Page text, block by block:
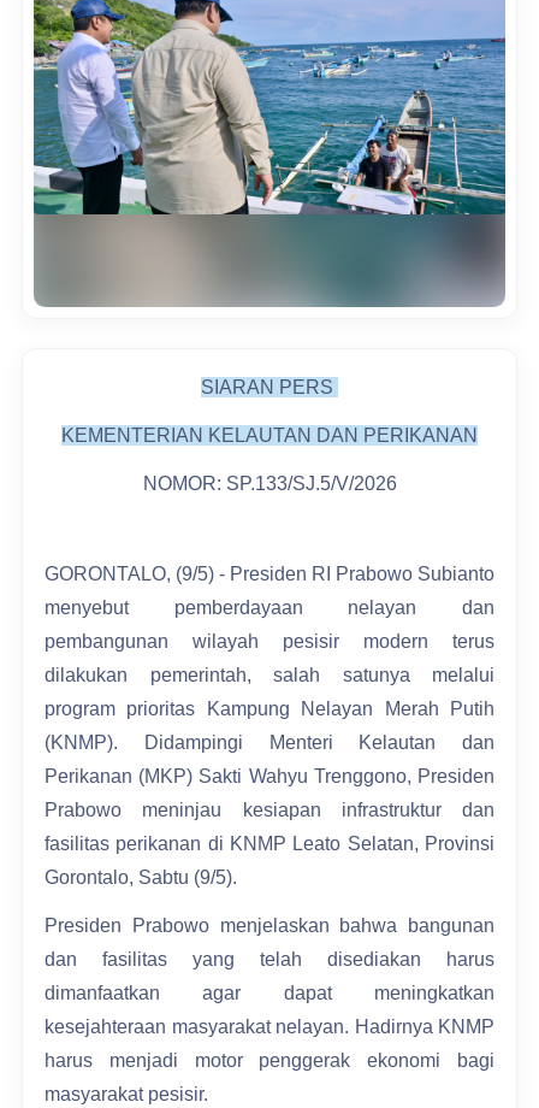
SIARAN PERS
KEMENTERIAN KELAUTAN DAN PERIKANAN
NOMOR: SP.133/SJ.5/V/2026
GORONTALO, (9/5) - Presiden RI Prabowo Subianto
menyebut pemberdayaan nelayan dan
pembangunan wilayah pesisir modern terus
dilakukan pemerintah, salah satunya melalui
program prioritas Kampung Nelayan Merah Putih
(KNMP). Didampingi Menteri Kelautan dan
Perikanan (MKP) Sakti Wahyu Trenggono, Presiden
Prabowo meninjau kesiapan infrastruktur dan
fasilitas perikanan di KNMP Leato Selatan, Provinsi
Gorontalo, Sabtu (9/5).
Presiden Prabowo menjelaskan bahwa bangunan
dan fasilitas yang telah disediakan harus
dimanfaatkan agar dapat meningkatkan
kesejahteraan masyarakat nelayan. Hadirnya KNMP
harus menjadi motor penggerak ekonomi bagi
masyarakat pesisir.